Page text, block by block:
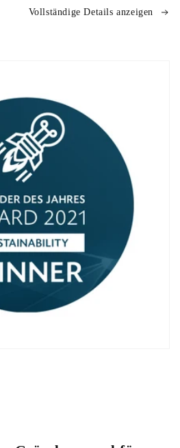
Vollständige Details anzeigen